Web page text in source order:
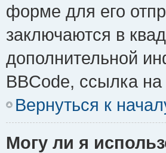
форме для его
заключаются в
дополнительной
BBCode, ссылка
Вернуться к
Могу ли я